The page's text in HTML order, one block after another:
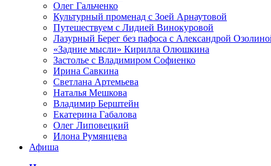
Олег Гальченко
Культурный променад с Зоей Арнаутовой
Путешествуем с Лидией Винокуровой
Лазурный Берег без пафоса с Александрой
«Задние мысли» Кирилла Олюшкина
Застолье с Владимиром Софиенко
Ирина Савкина
Светлана Артемьева
Наталья Мешкова
Владимир Берштейн
Екатерина Габалова
Олег Липовецкий
Илона Румянцева
Афиша